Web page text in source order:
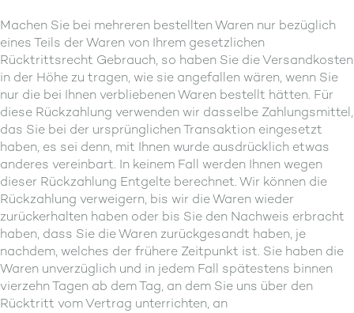
Machen Sie bei mehreren bestellten Waren nur bezüglich
eines Teils der Waren von Ihrem gesetzlichen
Rücktrittsrecht Gebrauch, so haben Sie die Versandkosten
in der Höhe zu tragen, wie sie angefallen wären, wenn Sie
nur die bei Ihnen verbliebenen Waren bestellt hätten. Für
diese Rückzahlung verwenden wir dasselbe Zahlungsmittel,
das Sie bei der ursprünglichen Transaktion eingesetzt
haben, es sei denn, mit Ihnen wurde ausdrücklich etwas
anderes vereinbart. In keinem Fall werden Ihnen wegen
dieser Rückzahlung Entgelte berechnet. Wir können die
Rückzahlung verweigern, bis wir die Waren wieder
zurückerhalten haben oder bis Sie den Nachweis erbracht
haben, dass Sie die Waren zurückgesandt haben, je
nachdem, welches der frühere Zeitpunkt ist. Sie haben die
Waren unverzüglich und in jedem Fall spätestens binnen
vierzehn Tagen ab dem Tag, an dem Sie uns über den
Rücktritt vom Vertrag unterrichten, an